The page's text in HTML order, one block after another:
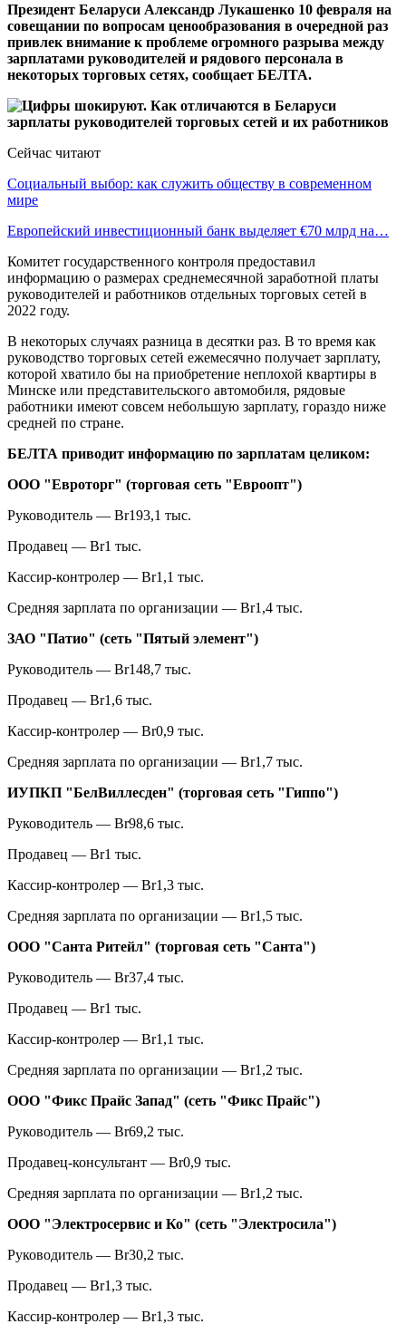
Президент Беларуси Александр Лукашенко 10 февраля на
совещании по вопросам ценообразования в очередной раз
привлек внимание к проблеме огромного разрыва между
зарплатами руководителей и рядового персонала в
некоторых торговых сетях, сообщает БЕЛТА.
Сейчас читают
Социальный выбор: как служить обществу в современном
мире
Европейский инвестиционный банк выделяет €70 млрд на…
Комитет государственного контроля предоставил
информацию о размерах среднемесячной заработной платы
руководителей и работников отдельных торговых сетей в
2022 году.
В некоторых случаях разница в десятки раз. В то время как
руководство торговых сетей ежемесячно получает зарплату,
которой хватило бы на приобретение неплохой квартиры в
Минске или представительского автомобиля, рядовые
работники имеют совсем небольшую зарплату, гораздо ниже
средней по стране.
БЕЛТА приводит информацию по зарплатам целиком:
ООО "Евроторг" (торговая сеть "Евроопт")
Руководитель — Br193,1 тыс.
Продавец — Br1 тыс.
Кассир-контролер — Br1,1 тыс.
Средняя зарплата по организации — Br1,4 тыс.
ЗАО "Патио" (сеть "Пятый элемент")
Руководитель — Br148,7 тыс.
Продавец — Br1,6 тыс.
Кассир-контролер — Br0,9 тыс.
Средняя зарплата по организации — Br1,7 тыс.
ИУПКП "БелВиллесден" (торговая сеть "Гиппо")
Руководитель — Br98,6 тыс.
Продавец — Br1 тыс.
Кассир-контролер — Br1,3 тыс.
Средняя зарплата по организации — Br1,5 тыс.
ООО "Санта Ритейл" (торговая сеть "Санта")
Руководитель — Br37,4 тыс.
Продавец — Br1 тыс.
Кассир-контролер — Br1,1 тыс.
Средняя зарплата по организации — Br1,2 тыс.
ООО "Фикс Прайс Запад" (сеть "Фикс Прайс")
Руководитель — Br69,2 тыс.
Продавец-консультант — Br0,9 тыс.
Средняя зарплата по организации — Br1,2 тыс.
ООО "Электросервис и Ко" (сеть "Электросила")
Руководитель — Br30,2 тыс.
Продавец — Br1,3 тыс.
Кассир-контролер — Br1,3 тыс.